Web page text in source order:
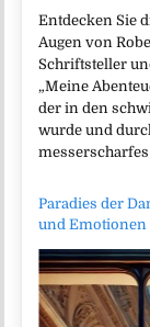
Entdecken Sie
Augen von
Schriftsteller
„Meine
der in den
wurde und
Paradies der
und Emotionen